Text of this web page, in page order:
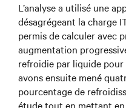
L’analyse a utilisé une
désagrégeant la charge
permis de calculer avec
augmentation
refroidie par liquide pour
avons ensuite mené
pourcentage de
étude tout en mettant